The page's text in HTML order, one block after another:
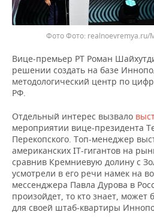
Фото realnoevremya.ru/
Вице-премьер РТ Роман
решении создать на базе
методологический центр по
РФ.
Отдельный интерес вызвало
мероприятии вице-президента
Перекопского. Топ-менеджер
американских IT-гигантов на
сравнив Кремниевую долину с
усмотрели в его речи намек на
мессенджера Павла Дурова в
произойдет, то кто знает,
для своей штаб-квартиры